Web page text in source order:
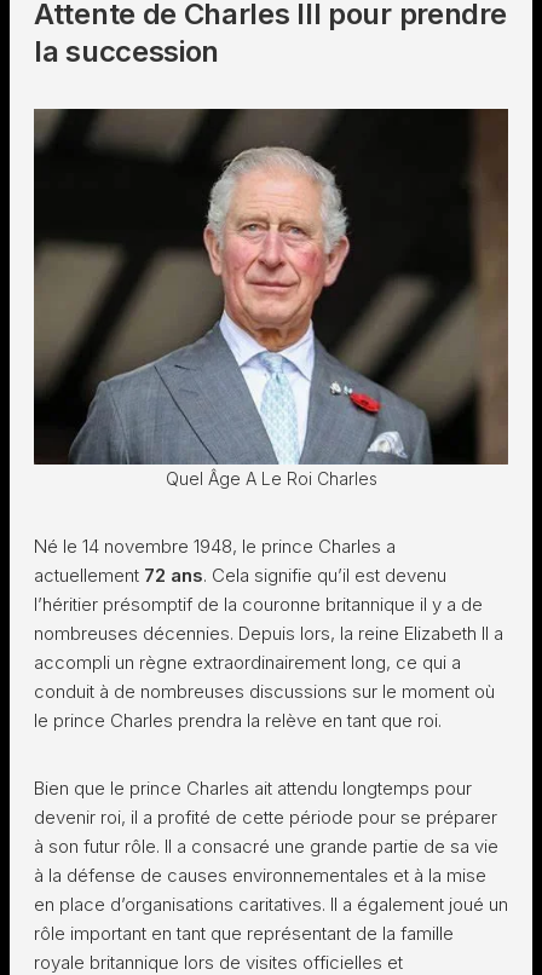
Attente de Charles III pour prendre
la succession
Quel Âge A Le Roi Charles
Né le 14 novembre 1948, le prince Charles a
actuellement 72 ans. Cela signifie qu’il est devenu
l’héritier présomptif de la couronne britannique il y a de
nombreuses décennies. Depuis lors, la reine Elizabeth II a
accompli un règne extraordinairement long, ce qui a
conduit à de nombreuses discussions sur le moment où
le prince Charles prendra la relève en tant que roi.
Bien que le prince Charles ait attendu longtemps pour
devenir roi, il a profité de cette période pour se préparer
à son futur rôle. Il a consacré une grande partie de sa vie
à la défense de causes environnementales et à la mise
en place d’organisations caritatives. Il a également joué un
rôle important en tant que représentant de la famille
royale britannique lors de visites officielles et